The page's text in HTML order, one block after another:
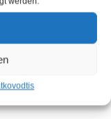
odtis
namočena z IPA